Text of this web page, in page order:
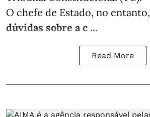
O chefe de Estado, no entanto,
dúvidas sobre a c ...
Read More